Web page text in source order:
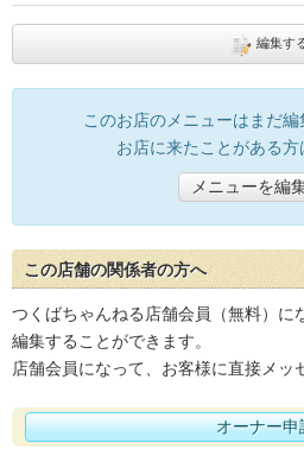
編集す
このお店のメニューはまだ編
お店に来たことがある方
メニューを編
この店舗の関係者の方へ
つくばちゃんねる店舗会員（無料）に
編集することができます。
店舗会員になって、お客様に直接メッ
オーナー申